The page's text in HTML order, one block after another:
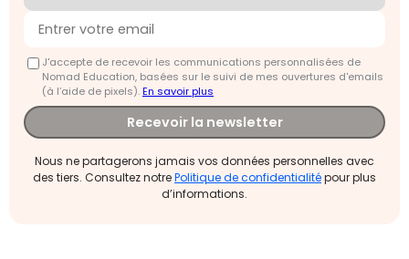
J'accepte de recevoir les communications personnalisées de
Nomad Education, basées sur le suivi de mes ouvertures d'emails
(à l’aide de pixels).En savoir plus
Recevoir la newsletter
Nous ne partagerons jamais vos données personnelles avec
des tiers. Consultez notrePolitique de confidentialitépour plus
d’informations.